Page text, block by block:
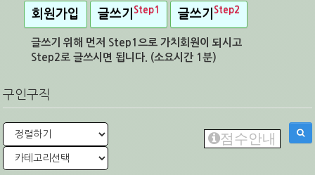
회원가입 글쓰기 Step1 글쓰기 Step2
글쓰기 위해 먼저 Step1으로 가치회원이 되시고
Step2로 글쓰시면 됩니다. (소요시간 1분)
구인구직
점수안내